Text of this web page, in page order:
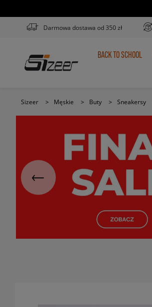
Darmowa dostawa od 350 zł
BACK
BACK TO SCHOOL
Sizeer > Męskie > Buty > Sneakersy